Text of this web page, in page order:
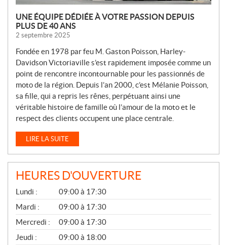
UNE ÉQUIPE DÉDIÉE À VOTRE PASSION DEPUIS
PLUS DE 40 ANS
2 septembre 2025
Fondée en 1978 par feu M. Gaston Poisson, Harley-
Davidson Victoriaville s’est rapidement imposée comme un
point de rencontre incontournable pour les passionnés de
moto de la région. Depuis l’an 2000, c’est Mélanie Poisson,
sa fille, qui a repris les rênes, perpétuant ainsi une
véritable histoire de famille où l’amour de la moto et le
respect des clients occupent une place centrale.
LIRE LA SUITE
HEURES D'OUVERTURE
G
É
N
É
R
A
L
Lundi :
09:00 à 17:30
Mardi :
09:00 à 17:30
Mercredi :
09:00 à 17:30
Jeudi :
09:00 à 18:00